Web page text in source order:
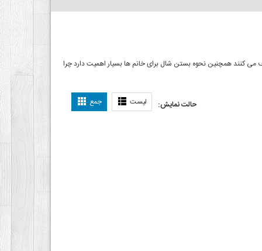
می کنند همچنین نحوه بستن شال برای خانم ها بسیار اهمیت دارد چرا
حالت نمایش: لیست جمع